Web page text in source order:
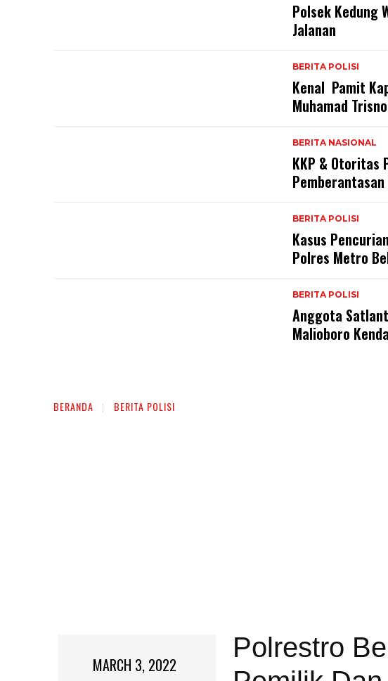
Polsek Kedung
Jalanan
BERITA POLISI
Kenal Pamit
Muhamad Trisno
BERITA NASIONAL
KKP & Otoritas
Pemberantasan
BERITA POLISI
Kasus
Polres Metro
BERITA POLISI
Anggota
Malioboro